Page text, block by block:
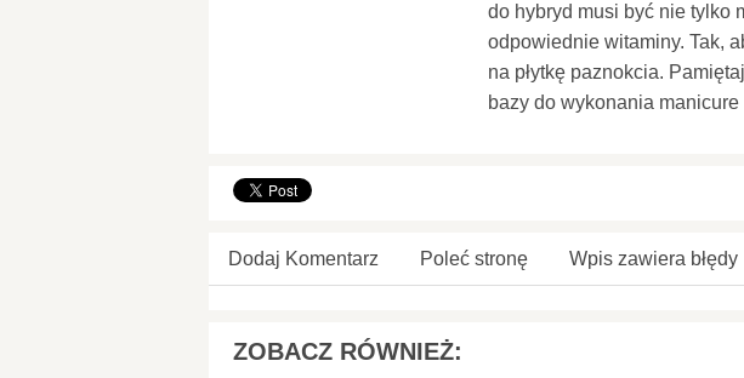
do hybryd musi być nie tylko
odpowiednie witaminy. Tak,
na płytkę paznokcia.
bazy do wykonania
Dodaj Komentarz Poleć stronę Wpis zawiera błędy
ZOBACZ RÓWNIEŻ: